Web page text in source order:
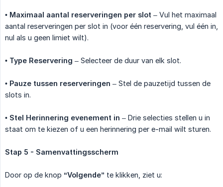
• Maximaal aantal reserveringen per slot – Vul het maximaal
aantal reserveringen per slot in (voor één reservering, vul één in,
nul als u geen limiet wilt).
• Type Reservering – Selecteer de duur van elk slot.
• Pauze tussen reserveringen – Stel de pauzetijd tussen de
slots in.
• Stel Herinnering evenement in – Drie selecties stellen u in
staat om te kiezen of u een herinnering per e-mail wilt sturen.
Stap 5 - Samenvattingsscherm
Door op de knop “Volgende” te klikken, ziet u: